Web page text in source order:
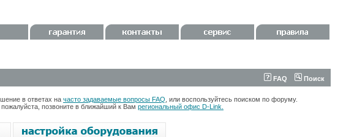
FAQ Поиск
в ответах на часто задаваемые вопросы FAQ , или воспользуйтесь поиском по форуму.
позвоните в ближайший к Вам региональный офис D-Link.